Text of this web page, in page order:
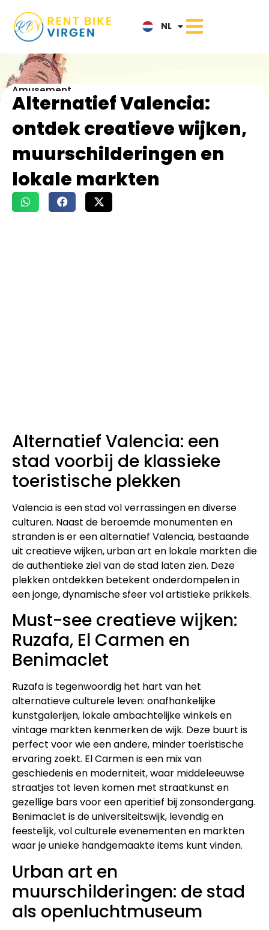
NL
IT
Amusement
Alternatief Valencia:
ontdek creatieve wijken,
muurschilderingen en
lokale markten
Alternatief Valencia: een
stad voorbij de klassieke
toeristische plekken
Valencia is een stad vol verrassingen en diverse
culturen. Naast de beroemde monumenten en
stranden is er een alternatief Valencia, bestaande
uit creatieve wijken, urban art en lokale markten die
de authentieke ziel van de stad laten zien. Deze
plekken ontdekken betekent onderdompelen in
een jonge, dynamische sfeer vol artistieke prikkels.
Must-see creatieve wijken:
Ruzafa, El Carmen en
Benimaclet
Ruzafa is tegenwoordig het hart van het
alternatieve culturele leven: onafhankelijke
kunstgalerijen, lokale ambachtelijke winkels en
vintage markten kenmerken de wijk. Deze buurt is
perfect voor wie een andere, minder toeristische
ervaring zoekt. El Carmen is een mix van
geschiedenis en moderniteit, waar middeleeuwse
straatjes tot leven komen met straatkunst en
gezellige bars voor een aperitief bij zonsondergang.
Benimaclet is de universiteitswijk, levendig en
feestelijk, vol culturele evenementen en markten
waar je unieke handgemaakte items kunt vinden.
Urban art en
muurschilderingen: de stad
als openluchtmuseum